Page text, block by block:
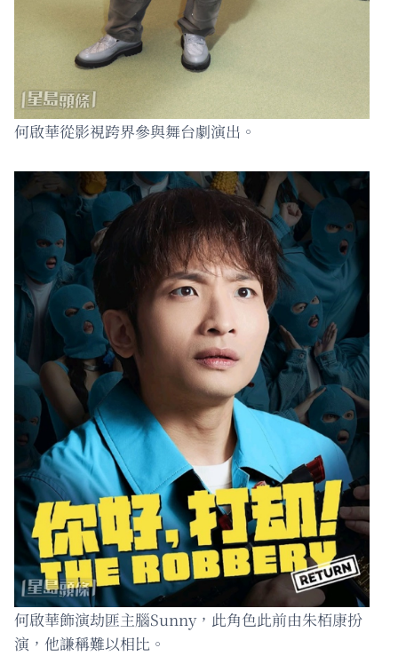
何啟華從影視跨界參與舞台劇演出。
何啟華飾演劫匪主腦Sunny，此角色此前由朱栢康扮
演，他謙稱難以相比。